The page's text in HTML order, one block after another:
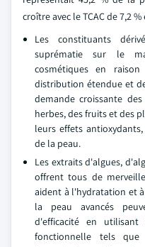
croître avec le TCAC de 7,2 %
Les constituants
suprématie sur le
cosmétiques en
distribution étendue et
demande croissante
herbes, des fruits et des
leurs effets
de la peau.
Les extraits d'algues,
offrent tous de
aident à l'hydratation et
la peau avancés
d'efficacité en utilisant
fonctionnelle tels